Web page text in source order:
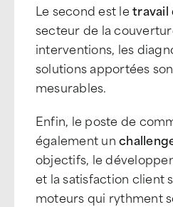
Le second est letravail
secteur de la
interventions, les
solutions apportées
mesurables.
Enfin, le poste de
également un
objectifs, le
et la satisfaction client
moteurs qui rythment